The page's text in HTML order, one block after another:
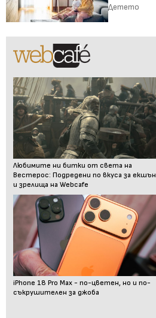
Детето
Любимите ни битки от света на
Вестерос: Подредени по вкуса за екшън
и зрелища на Webcafe
iPhone 18 Pro Max - по-цветен, но и по-
съкрушителен за джоба